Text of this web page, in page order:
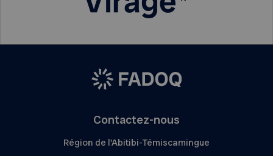
Contactez-nous
Région de l'Abitibi-Témiscamingue